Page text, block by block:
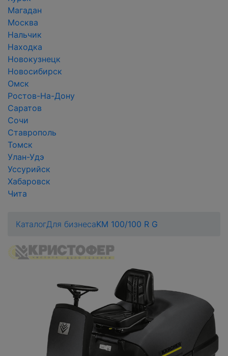
Магадан
Москва
Нальчик
Находка
Новокузнецк
Новосибирск
Омск
Ростов-На-Дону
Саратов
Сочи
Ставрополь
Томск
Улан-Удэ
Уссурийск
Хабаровск
Чита
КаталогДля бизнесаKM 100/100 R G